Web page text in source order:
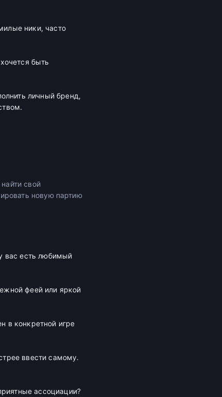
ники, часто
быть
личный бренд,
свой
новую партию
вас есть любимый
феей или яркой
в конкретной игре
ввести самому.
ассоциации?